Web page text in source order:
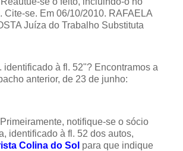
Cite-se. Em 06/10/2010. RAFAELA
Juíza do Trabalho Substituta
identificado à fl. 52"? Encontramos a
anterior, de 23 de junho:
notifique-se o sócio
identificado à fl. 52 dos autos,
Colina do Sol para que indique